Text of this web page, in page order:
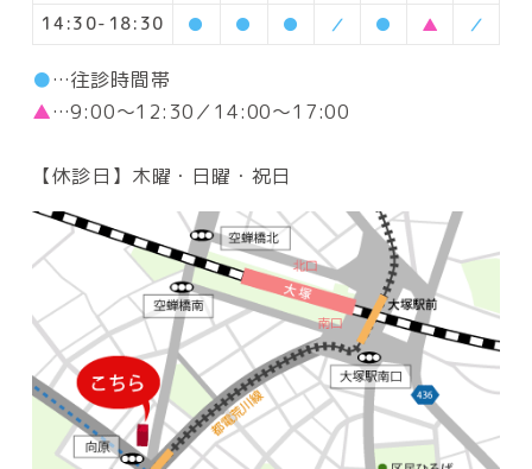
14:30-18:30
● ● ● ／ ● ▲ ／
●…往診時間帯
▲…9:00～12:30／14:00～17:00
【休診日】木曜・日曜・祝日